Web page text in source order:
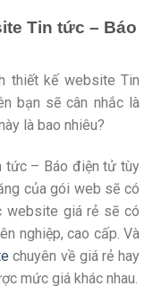
Tin tức – Báo
thiết kế website Tin
bạn sẽ cân nhắc là
là bao nhiêu?
tức – Báo điện tử tùy
của gói web sẽ có
website giá rẻ sẽ có
nghiệp, cao cấp. Và
chuyên về giá rẻ hay
mức giá khác nhau.